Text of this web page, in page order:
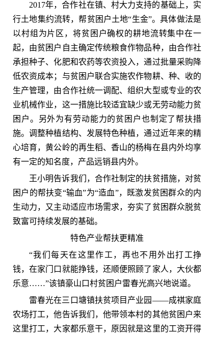
2017年，合作社在镇、村大力支持的基础上，实
行土地集约流转，帮贫困户土地“生金”。具体做法是
以村组为片区，将贫困户确权的耕地流转集中在一
起，由贫困户自主确定传统粮食作物品种，由合作社
承担种子、化肥和农药等农资投入，通过批量采购降
低农资成本；与贫困户联合实施农作物耕、种、收的
生产管理，由合作社统一调配、组织大型或专业的农
业机械作业，这一措施比较适宜缺少或无劳动能力贫
困户。另外为有劳动能力的贫困户也制定了帮扶措
施。调整种植结构、发展特色种植，通过近年来的精
心培育，黄公岭的再生稻、香山的杨梅在县内外均享
有一定的知名度，产品远销县内外。
王小明告诉我们，合作社制定的扶贫措施，对贫
困户的帮扶变“输血”为“造血”，既激发贫困群众的内
生动力，又主动适应市场需求，夯实了贫困群众脱贫
致富可持续发展的基础。
特色产业帮扶更精准
“我们每天在这里作工，再也不用外出打工挣
钱，在家门口就能挣钱，还顺便照顾了家人，大伙都
乐意……”该镇豪山口村贫困户雷春光高兴地说道。
雷春光在三口塘镇扶贫项目产业园——成褀家庭
农场打工，他告诉我们，他带领本村的其他贫困户来
这里打工，大家都乐意干，原因就是这里的工资开得